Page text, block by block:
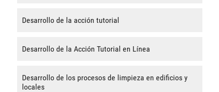
Desarrollo de la acción tutorial
Desarrollo de la Acción Tutorial en Línea
Desarrollo de los procesos de limpieza en edificios y
locales